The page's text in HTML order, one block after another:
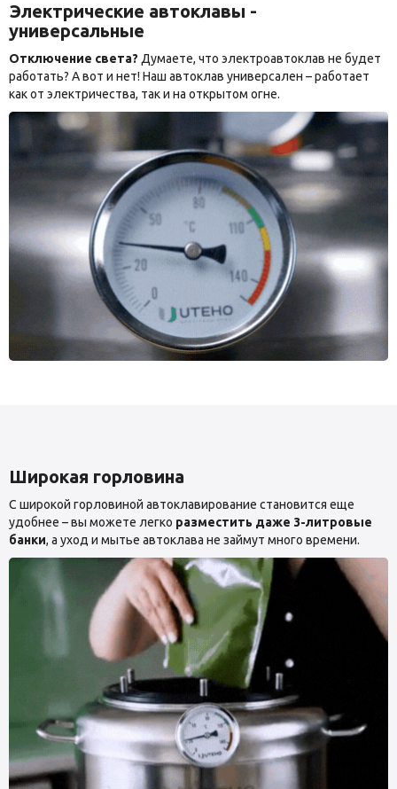
Электрические автоклавы -
универсальные
Отключение света? Думаете, что электроавтоклав не будет
работать? А вот и нет! Наш автоклав универсален – работает
как от электричества, так и на открытом огне.
Широкая горловина
С широкой горловиной автоклавирование становится еще
удобнее – вы можете легко разместить даже 3-литровые
банки, а уход и мытье автоклава не займут много времени.